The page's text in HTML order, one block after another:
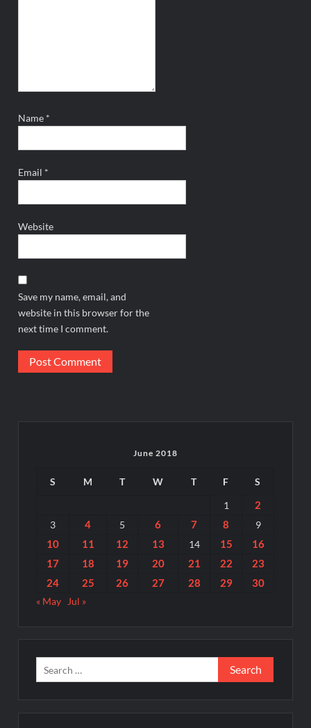
Name *
Email *
Website
Save my name, email, and
website in this browser for the
next time I comment.
June 2018
S M T W T F
S
1
2
3 4 5 6 7 8 9
10 11 12 13 14 15
16
17
18 19 20 21 22
23
24
25 26 27 28 29 30
« May Jul »
Search
for: